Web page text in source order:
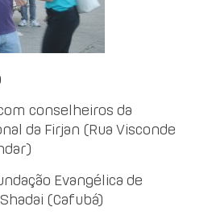
conselheiros da
da Firjan (Rua Visconde
Evangélica de
(Cafubá)